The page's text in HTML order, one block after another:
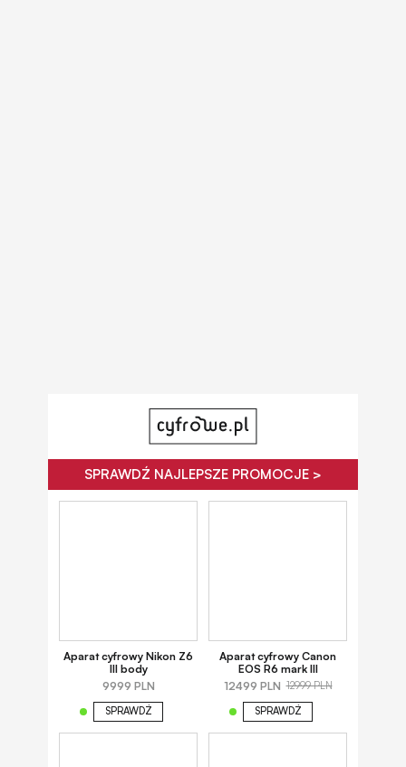
SPRAWDŹ NAJLEPSZE PROMOCJE >
Aparat cyfrowy Nikon Z6
III body
9999 PLN
SPRAWDŹ
Aparat cyfrowy Canon
EOS R6 mark III
12499 PLN 12999 PLN
SPRAWDŹ